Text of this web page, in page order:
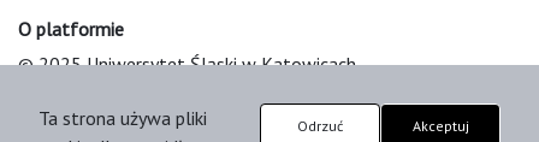
O platformie
© 2025 Uniwersytet Śląski w Katowicach
Platform & Workflow by OJS/PKP
Ta strona używa pliki
Odrzuć Akceptuj